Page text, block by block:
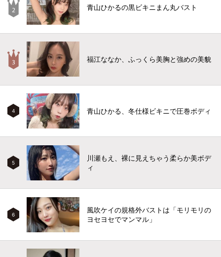
青山ひかるの黒ビキニまん丸バスト
福江ななか、ふっくら美胸と強めの美貌
4 青山ひかる、冬仕様ビキニで圧巻ボディ
5
川瀬もえ、裸に見えちゃう柔らか美ボデ
ィ
6
風吹ケイの規格外バストは「モリモリの
ヨセヨセでマンマル」